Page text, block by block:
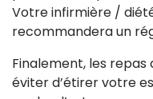
Votre infirmière /
recommandera un
Finalement, les
éviter d’étirer votre